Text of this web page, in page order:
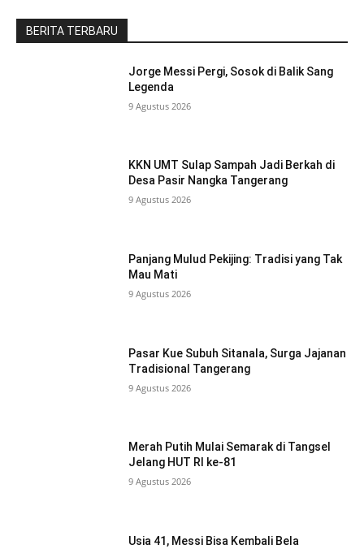
BERITA TERBARU
Jorge Messi Pergi, Sosok di Balik Sang
Legenda
9 Agustus 2026
KKN UMT Sulap Sampah Jadi Berkah di
Desa Pasir Nangka Tangerang
9 Agustus 2026
Panjang Mulud Pekijing: Tradisi yang Tak
Mau Mati
9 Agustus 2026
Pasar Kue Subuh Sitanala, Surga Jajanan
Tradisional Tangerang
9 Agustus 2026
Merah Putih Mulai Semarak di Tangsel
Jelang HUT RI ke-81
9 Agustus 2026
Usia 41, Messi Bisa Kembali Bela